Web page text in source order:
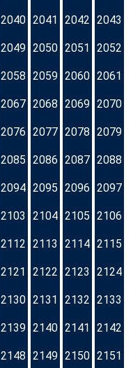
2040 2041 2042 2043
2049 2050 2051 2052
2058 2059 2060 2061
2067 2068 2069 2070
2076 2077 2078 2079
2085 2086 2087 2088
2094 2095 2096 2097
2103 2104 2105 2106
2112 2113 2114 2115
2121 2122 2123 2124
2130 2131 2132 2133
2139 2140 2141 2142
2148 2149 2150 2151